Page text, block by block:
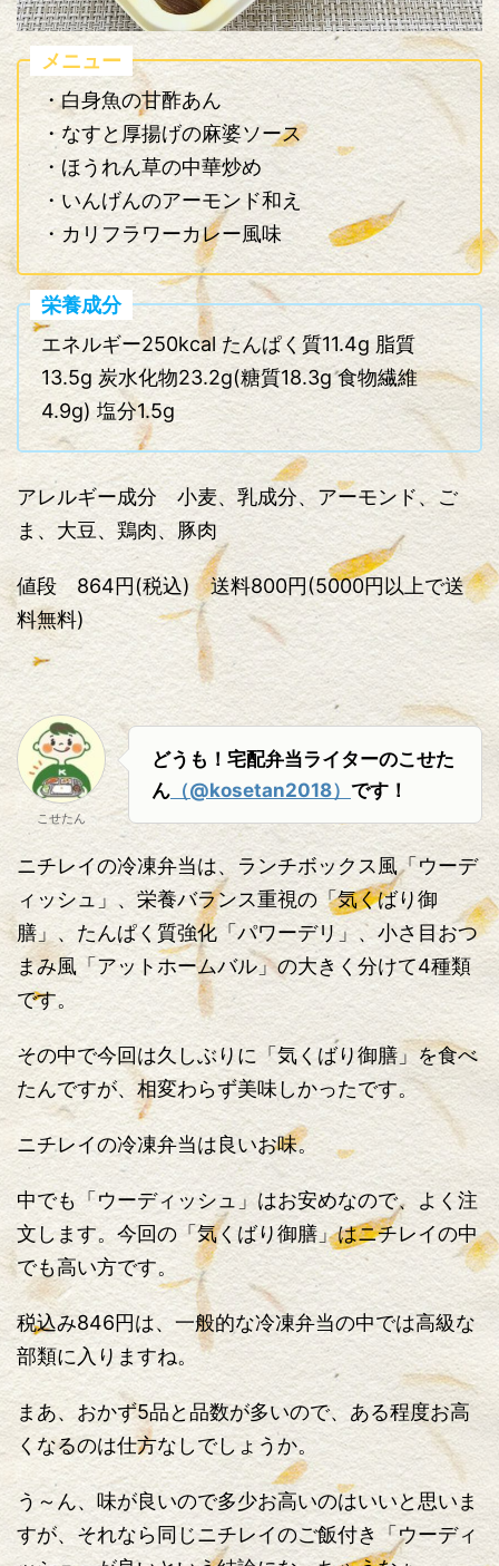
メニュー
・白身魚の甘酢あん
・なすと厚揚げの麻婆ソース
・ほうれん草の中華炒め
・いんげんのアーモンド和え
・カリフラワーカレー風味
栄養成分
エネルギー250kcal たんぱく質11.4g 脂質
13.5g 炭水化物23.2g(糖質18.3g 食物繊維
4.9g) 塩分1.5g
アレルギー成分 小麦、乳成分、アーモンド、ご
ま、大豆、鶏肉、豚肉
値段 864円(税込) 送料800円(5000円以上で送
料無料)
こせたん
どうも！宅配弁当ライターのこせた
ん （@kosetan2018） です！
ニチレイの冷凍弁当は、ランチボックス風「ウーデ
ィッシュ」、栄養バランス重視の「気くばり御
膳」、たんぱく質強化「パワーデリ」、小さ目おつ
まみ風「アットホームバル」の大きく分けて4種類
です。
その中で今回は久しぶりに「気くばり御膳」を食べ
たんですが、相変わらず美味しかったです。
ニチレイの冷凍弁当は良いお味。
中でも「ウーディッシュ」はお安めなので、よく注
文します。今回の「気くばり御膳」はニチレイの中
でも高い方です。
税込み846円は、一般的な冷凍弁当の中では高級な
部類に入りますね。
まあ、おかず5品と品数が多いので、ある程度お高
くなるのは仕方なしでしょうか。
う～ん、味が良いので多少お高いのはいいと思いま
すが、それなら同じニチレイのご飯付き「ウーディ